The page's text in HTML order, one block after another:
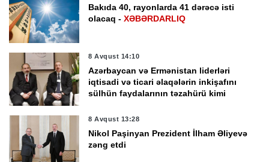
Bakıda 40, rayonlarda 41 dərəcə isti
olacaq -XƏBƏRDARLIQ
8 Avqust 14:10
Azərbaycan və Ermənistan liderləri
iqtisadi və ticari əlaqələrin inkişafını
sülhün faydalarının təzahürü kimi
8 Avqust 13:28
Nikol Paşinyan Prezident İlham Əliyevə
zəng etdi